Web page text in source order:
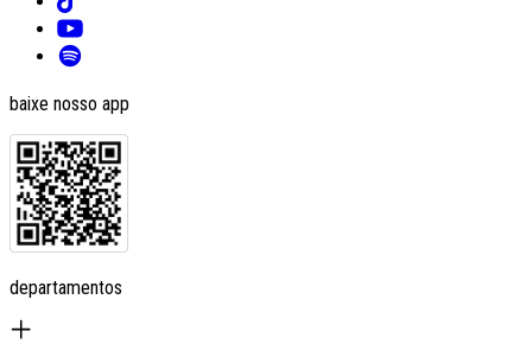
baixe nosso app
departamentos